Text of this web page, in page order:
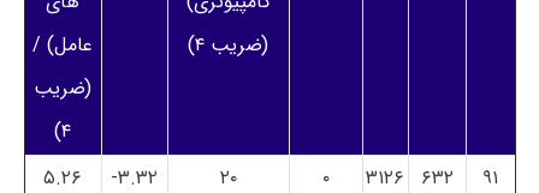
(ضریب ۴)
عامل) /
(ضریب
۴)
۹۱
۶۳۲ ۳۱۲۶ ۰ ۲۰ ۳.۳۲- ۵.۲۶